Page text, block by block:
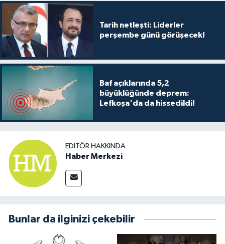
Tarih netleşti: Liderler
perşembe günü görüşecek!
Baf açıklarında 5,2
büyüklüğünde deprem:
Lefkoşa'da da hissedildi!
EDITÖR HAKKINDA
Haber Merkezi
Bunlar da ilginizi çekebilir